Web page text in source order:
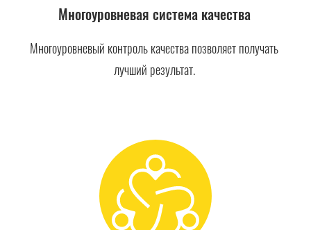
Многоуровневая система качества
Многоуровневый контроль качества позволяет получать
лучший результат.